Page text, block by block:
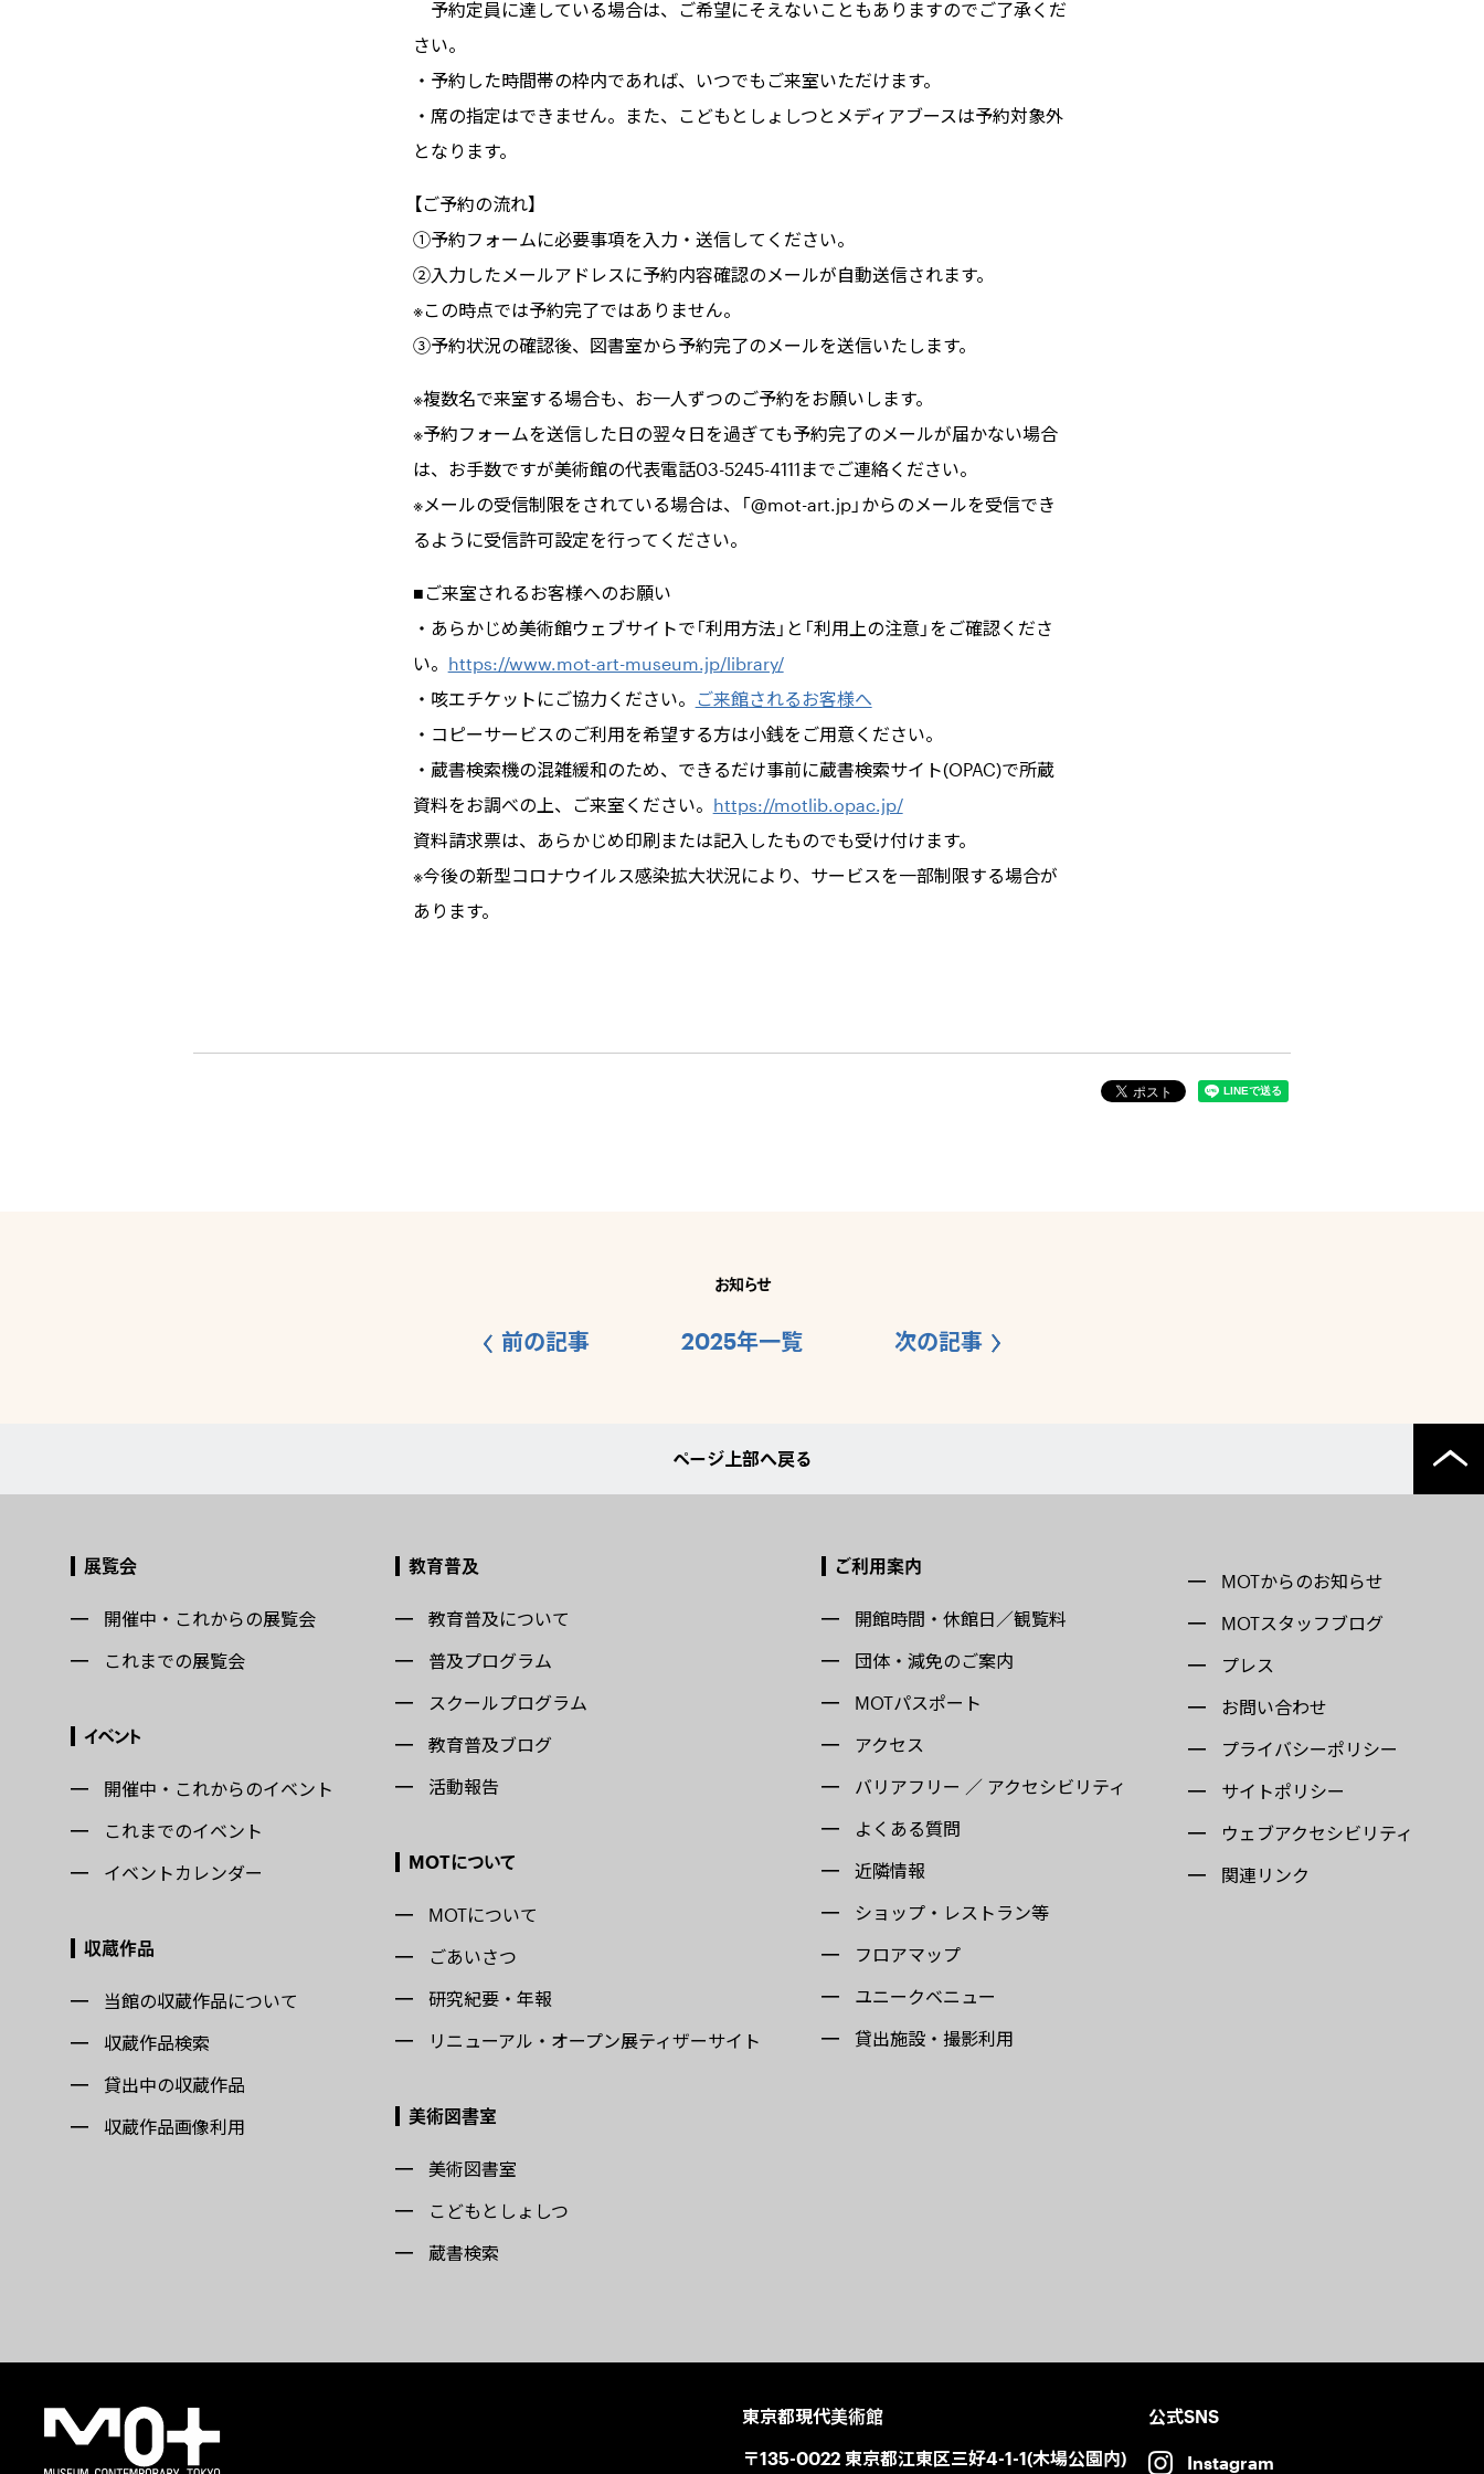
予約定員に達している場合は、ご希望にそえないこともありますのでご了承くだ
さい。
・予約した時間帯の枠内であれば、いつでもご来室いただけます。
・席の指定はできません。また、こどもとしょしつとメディアブースは予約対象外
となります。
【ご予約の流れ】
①予約フォームに必要事項を入力・送信してください。
②入力したメールアドレスに予約内容確認のメールが自動送信されます。
※この時点では予約完了ではありません。
③予約状況の確認後、図書室から予約完了のメールを送信いたします。
※複数名で来室する場合も、お一人ずつのご予約をお願いします。
※予約フォームを送信した日の翌々日を過ぎても予約完了のメールが届かない場合
は、お手数ですが美術館の代表電話03-5245-4111までご連絡ください。
※メールの受信制限をされている場合は、「@mot-art.jp」からのメールを受信でき
るように受信許可設定を行ってください。
■ご来室されるお客様へのお願い
・あらかじめ美術館ウェブサイトで「利用方法」と「利用上の注意」をご確認くださ
い。 https://www.mot-art-museum.jp/library/
・咳エチケットにご協力ください。
ご来館されるお客様へ
・コピーサービスのご利用を希望する方は小銭をご用意ください。
・蔵書検索機の混雑緩和のため、できるだけ事前に蔵書検索サイト(OPAC)で所蔵
資料をお調べの上、ご来室ください。 https://motlib.opac.jp/
資料請求票は、あらかじめ印刷または記入したものでも受け付けます。
※今後の新型コロナウイルス感染拡大状況により、サービスを一部制限する場合が
あります。
お知らせ
前の記事 2025年一覧 次の記事
ページ上部へ戻る
展覧会
開催中・これからの展覧会
これまでの展覧会
イベント
開催中・これからのイベント
これまでのイベント
イベントカレンダー
収蔵作品
当館の収蔵作品について
収蔵作品検索
貸出中の収蔵作品
収蔵作品画像利用
教育普及
教育普及について
普及プログラム
スクールプログラム
教育普及ブログ
活動報告
MOTについて
MOTについて
ごあいさつ
研究紀要・年報
リニューアル・オープン展ティザーサイト
美術図書室
美術図書室
こどもとしょしつ
蔵書検索
ご利用案内
開館時間・休館日／観覧料
団体・減免のご案内
MOTパスポート
アクセス
バリアフリー ／ アクセシビリティ
よくある質問
近隣情報
ショップ・レストラン等
フロアマップ
ユニークベニュー
貸出施設・撮影利用
MOTからのお知らせ
MOTスタッフブログ
プレス
お問い合わせ
プライバシーポリシー
サイトポリシー
ウェブアクセシビリティ
関連リンク
東京都現代美術館
〒135-0022 東京都江東区三好4-1-1(木場公園内)
公式SNS
Instagram